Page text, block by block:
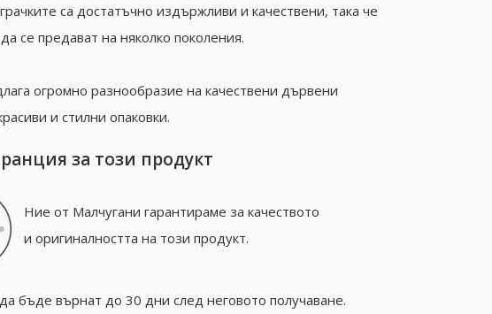
са достатъчно издържливи и качествени, така че
се предават на няколко поколения.
огромно разнообразие на качествени дървени
и стилни опаковки.
за този продукт
Ние от Малчугани гарантираме за качеството
и оригиналността на този продукт.
бъде върнат до 30 дни след неговото получаване.